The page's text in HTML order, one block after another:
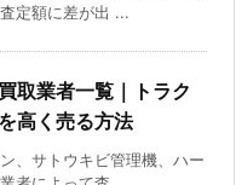
定額に差が出 ...
取業者一覧｜トラク
高く売る方法
、サトウキビ管理機、ハー